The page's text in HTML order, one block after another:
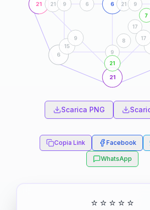
21
21
6
6 9
8
17
7
21
21
9 21 9
6
15
9 17
Scarica PNG
Copia Link Facebook
WhatsApp
⭐ ⭐ ⭐ ⭐ ⭐